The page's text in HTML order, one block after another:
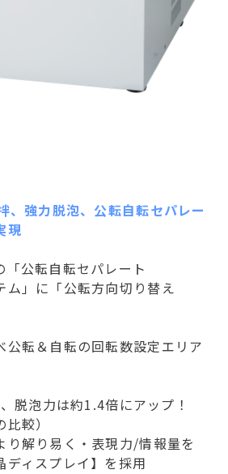
強力脱泡、公転自転セパレー
現
「公転自転セパレート
ム」に「公転方向切り替え
公転＆自転の回転数設定エリア
脱泡力は約1.4倍にアップ！
較）
り解り易く・表現力/情報量を
ィスプレイ】を採用